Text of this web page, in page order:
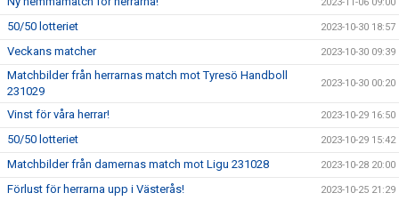
2023-11-06 09:00
50/50 lotteriet 2023-10-30 18:57
Veckans matcher 2023-10-30 09:39
Matchbilder från herrarnas match mot Tyresö Handboll
231029
2023-10-30 00:20
Vinst för våra herrar! 2023-10-29 16:50
50/50 lotteriet 2023-10-29 15:42
Matchbilder från damernas match mot Ligu 231028 2023-10-28 20:00
Förlust för herrarna upp i Västerås! 2023-10-25 21:29